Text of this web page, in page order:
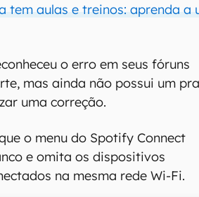
tem aulas e treinos: aprenda a
o erro em seus fóruns
mas ainda não possui um
uma correção.
o menu do Spotify Connect
e omita os dispositivos
na mesma rede Wi-Fi.